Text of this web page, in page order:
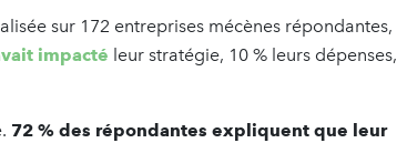
sur 172 entreprises mécènes répondantes,
impacté leur stratégie, 10 % leurs dépenses,
72 % des répondantes expliquent que leur